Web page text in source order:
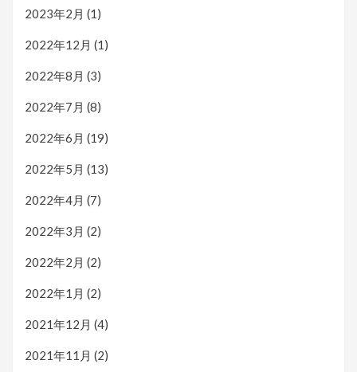
2023年2月 (1)
2022年12月 (1)
2022年8月 (3)
2022年7月 (8)
2022年6月 (19)
2022年5月 (13)
2022年4月 (7)
2022年3月 (2)
2022年2月 (2)
2022年1月 (2)
2021年12月 (4)
2021年11月 (2)